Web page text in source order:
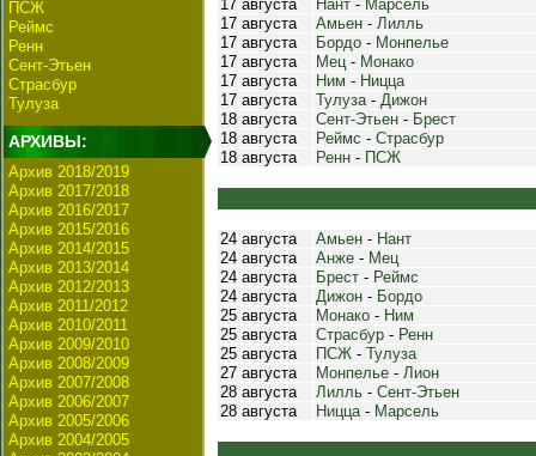
ПСЖ
Реймс
Ренн
Сент-Этьен
Страсбур
Тулуза
АРХИВЫ:
Архив 2018/2019
Архив 2017/2018
Архив 2016/2017
Архив 2015/2016
Архив 2014/2015
Архив 2013/2014
Архив 2012/2013
Архив 2011/2012
Архив 2010/2011
Архив 2009/2010
Архив 2008/2009
Архив 2007/2008
Архив 2006/2007
Архив 2005/2006
Архив 2004/2005
17 августа
Нант - Марсель
17 августа
Амьен - Лилль
17 августа
Бордо - Монпелье
17 августа
Мец- Монако
17 августа
Ним - Ницца
17 августа
Тулуза- Дижон
18 августа
Сент-Этьен - Брест
18 августа
Реймс - Страсбур
18 августа
Ренн - ПСЖ
24 августа Амьен - Нант
24 августа
Анже - Мец
24 августа
Брест - Реймс
24 августа
Дижон - Бордо
25 августа
Монако - Ним
25 августа
Страсбур - Ренн
25 августа
ПСЖ - Тулуза
27 августа
Монпелье - Лион
28 августа
Лилль - Сент-Этьен
28 августа
Ницца- Марсель